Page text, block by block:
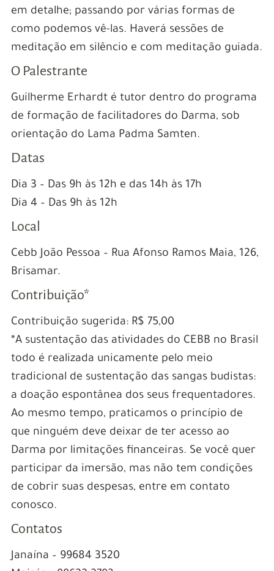
em detalhe; passando por várias formas de
como podemos vê-las. Haverá sessões de
meditação em silêncio e com meditação guiada.
O Palestrante
Guilherme Erhardt é tutor dentro do programa
de formação de facilitadores do Darma, sob
orientação do Lama Padma Samten.
Datas
Dia 3 – Das 9h às 12h e das 14h às 17h
Dia 4 – Das 9h às 12h
Local
Cebb João Pessoa – Rua Afonso Ramos Maia, 126,
Brisamar.
Contribuição*
Contribuição sugerida: R$ 75,00
*A sustentação das atividades do CEBB no Brasil
todo é realizada unicamente pelo meio
tradicional de sustentação das sangas budistas:
a doação espontânea dos seus frequentadores.
Ao mesmo tempo, praticamos o princípio de
que ninguém deve deixar de ter acesso ao
Darma por limitações financeiras. Se você quer
participar da imersão, mas não tem condições
de cobrir suas despesas, entre em contato
conosco.
Contatos
Janaína – 99684 3520